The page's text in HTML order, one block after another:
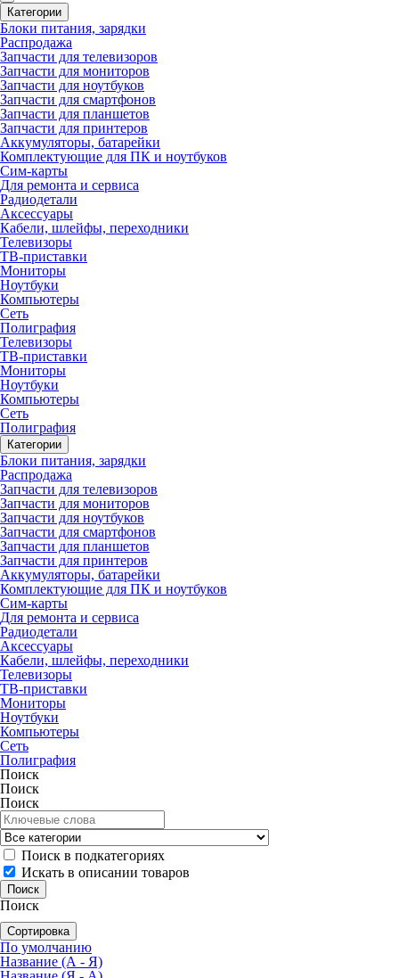
Категории
Блоки питания, зарядки
Распродажа
Запчасти для телевизоров
Запчасти для мониторов
Запчасти для ноутбуков
Запчасти для смартфонов
Запчасти для планшетов
Запчасти для принтеров
Аккумуляторы, батарейки
Комплектующие для ПК и ноутбуков
Сим-карты
Для ремонта и сервиса
Радиодетали
Аксессуары
Кабели, шлейфы, переходники
Телевизоры
ТВ-приставки
Мониторы
Ноутбуки
Компьютеры
Сеть
Полиграфия
Телевизоры
ТВ-приставки
Мониторы
Ноутбуки
Компьютеры
Сеть
Полиграфия
Категории
Блоки питания, зарядки
Распродажа
Запчасти для телевизоров
Запчасти для мониторов
Запчасти для ноутбуков
Запчасти для смартфонов
Запчасти для планшетов
Запчасти для принтеров
Аккумуляторы, батарейки
Комплектующие для ПК и ноутбуков
Сим-карты
Для ремонта и сервиса
Радиодетали
Аксессуары
Кабели, шлейфы, переходники
Телевизоры
ТВ-приставки
Мониторы
Ноутбуки
Компьютеры
Сеть
Полиграфия
Поиск
Поиск
Поиск
Поиск в подкатегориях
Искать в описании товаров
Поиск
Сортировка
По умолчанию
Название (А - Я)